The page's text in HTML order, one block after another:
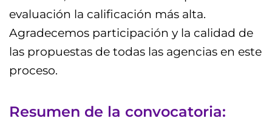
evaluación la calificación más alta.
Agradecemos participación y la calidad de
las propuestas de todas las agencias en este
proceso.
Resumen de la convocatoria: